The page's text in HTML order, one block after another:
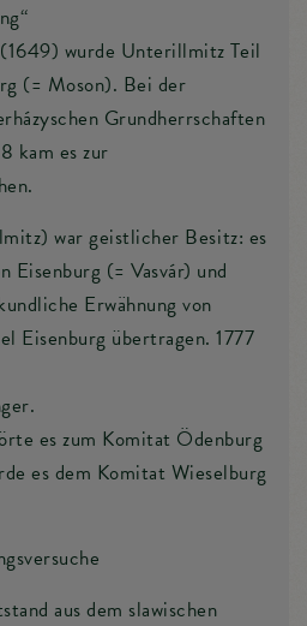
wurde Unterillmitz Teil
(= Moson). Bei der
Grundherrschaften
kam es zur
war geistlicher Besitz: es
Eisenburg (= Vasvár) und
Erwähnung von
Eisenburg übertragen. 1777
es zum Komitat Ödenburg
es dem Komitat Wieselburg
aus dem slawischen